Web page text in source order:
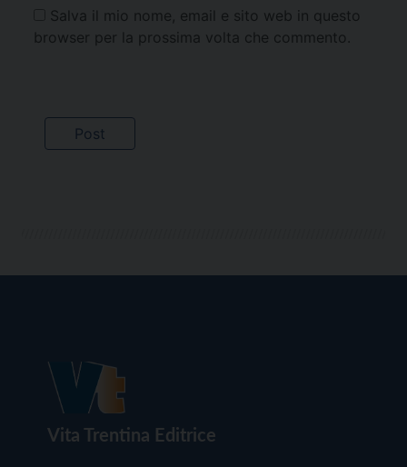
Salva il mio nome, email e sito web in questo
browser per la prossima volta che commento.
Vita Trentina Editrice